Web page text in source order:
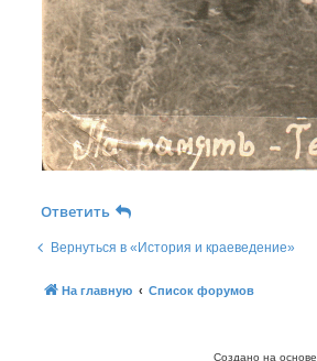
Ответить
Вернуться в «История и краеведение»
На главную Список форумов
Создано на основе